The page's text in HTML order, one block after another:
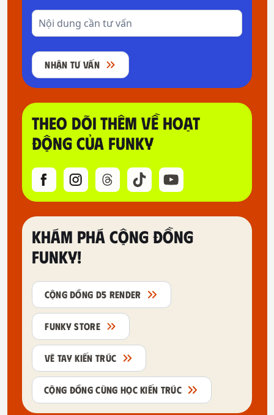
NHẬN TƯ VẤN
THEO DÕI THÊM VỀ HOẠT
ĐỘNG CỦA FUNKY
KHÁM PHÁ CỘNG ĐỒNG
FUNKY!
CỘNG ĐỒNG D5 RENDER
FUNKY STORE
VẼ TAY KIẾN TRÚC
CỘNG ĐỒNG CÙNG HỌC KIẾN TRÚC